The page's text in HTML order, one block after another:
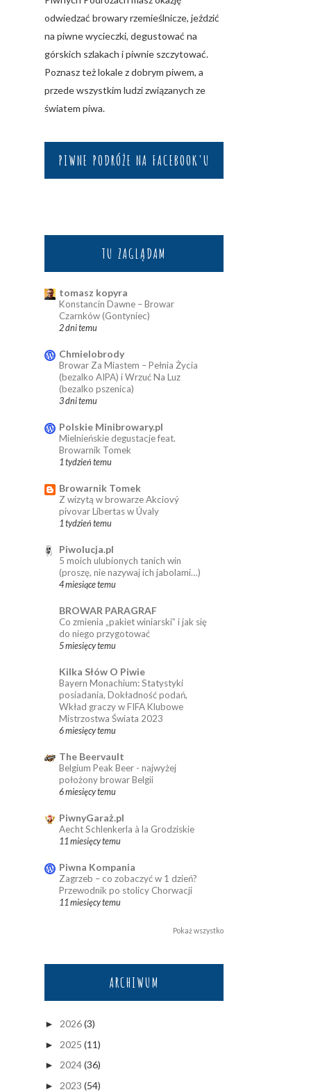
odwiedzać browary rzemieślnicze, jeździć
na piwne wycieczki, degustować na
górskich szlakach i piwnie szczytować.
Poznasz też lokale z dobrym piwem, a
przede wszystkim ludzi związanych ze
światem piwa.
PIWNE PODRÓŻE NA FACEBOOK'U
TU ZAGLĄDAM
tomasz kopyra
Konstancin Dawne – Browar
Czarnków (Gontyniec)
2 dni temu
Chmielobrody
Browar Za Miastem – Pełnia Życia
(bezalko AIPA) i Wrzuć Na Luz
(bezalko pszenica)
3 dni temu
Polskie Minibrowary.pl
Mielnieńskie degustacje feat.
Browarnik Tomek
1 tydzień temu
Browarnik Tomek
Z wizytą w browarze Akciový
pivovar Libertas w Úvaly
1 tydzień temu
Piwolucja.pl
5 moich ulubionych tanich win
(proszę, nie nazywaj ich jabolami…)
4 miesiące temu
BROWAR PARAGRAF
Co zmienia „pakiet winiarski” i jak się
do niego przygotować
5 miesięcy temu
Kilka Słów O Piwie
Bayern Monachium: Statystyki
posiadania, Dokładność podań,
Wkład graczy w FIFA Klubowe
Mistrzostwa Świata 2023
6 miesięcy temu
The Beervault
Belgium Peak Beer - najwyżej
położony browar Belgii
6 miesięcy temu
PiwnyGaraż.pl
Aecht Schlenkerla à la Grodziskie
11 miesięcy temu
Piwna Kompania
Zagrzeb – co zobaczyć w 1 dzień?
Przewodnik po stolicy Chorwacji
11 miesięcy temu
Pokaż wszystko
ARCHIWUM
► 2026(3)
► 2025 (11)
► 2024(36)
► 2023 (54)